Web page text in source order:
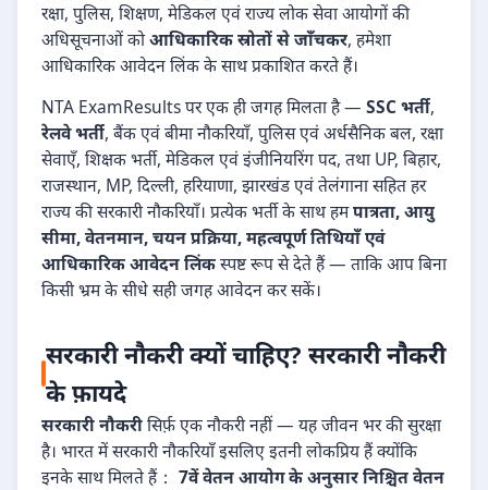
रक्षा, पुलिस, शिक्षण, मेडिकल एवं राज्य लोक सेवा आयोगों की
अधिसूचनाओं कोआधिकारिक स्रोतों से जाँचकर, हमेशा
आधिकारिक आवेदन लिंक के साथ प्रकाशित करते हैं।
NTA ExamResults पर एक ही जगह मिलता है — SSC भर्ती,
रेलवे भर्ती, बैंक एवं बीमा नौकरियाँ, पुलिस एवं अर्धसैनिक बल, रक्षा
सेवाएँ, शिक्षक भर्ती, मेडिकल एवं इंजीनियरिंग पद, तथा UP, बिहार,
राजस्थान, MP, दिल्ली, हरियाणा, झारखंड एवं तेलंगाना सहित हर
राज्य की सरकारी नौकरियाँ। प्रत्येक भर्ती के साथ हमपात्रता, आयु
सीमा, वेतनमान, चयन प्रक्रिया, महत्वपूर्ण तिथियाँ एवं
आधिकारिक आवेदन लिंकस्पष्ट रूप से देते हैं — ताकि आप बिना
किसी भ्रम के सीधे सही जगह आवेदन कर सकें।
सरकारी नौकरी क्यों चाहिए? सरकारी नौकरी
के फ़ायदे
सरकारी नौकरीसिर्फ़ एक नौकरी नहीं — यह जीवन भर की सुरक्षा
है। भारत में सरकारी नौकरियाँ इसलिए इतनी लोकप्रिय हैं क्योंकि
इनके साथ मिलते हैं： 7वें वेतन आयोग के अनुसार निश्चित वेतन